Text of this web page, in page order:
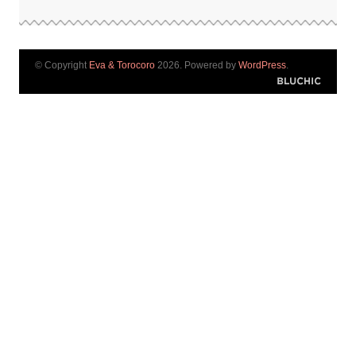
© Copyright Eva & Torocoro 2026. Powered by WordPress